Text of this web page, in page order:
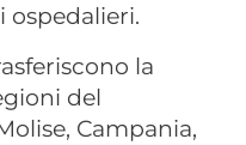
la
del
Campania,